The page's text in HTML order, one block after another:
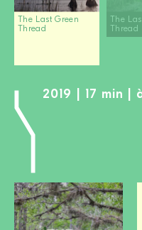
The Last Green
Thread
The
Thread
2019 | 17 min |
Login